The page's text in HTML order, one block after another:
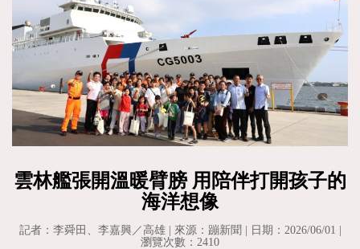
i
o
雲林艦張開溫暖臂膀 用陪伴打開孩子的
海洋想像
記者：李舜田、李嘉興／高雄 | 來源：蹦新聞 | 日期：2026/06/01 |
瀏覽次數：2410